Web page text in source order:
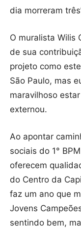
dia morreram
O muralista Wilis
de sua
projeto como
São Paulo, mas
maravilhoso
externou.
Ao apontar
sociais do 1°
oferecem
do Centro da
faz um ano que
Jovens
sentindo bem,